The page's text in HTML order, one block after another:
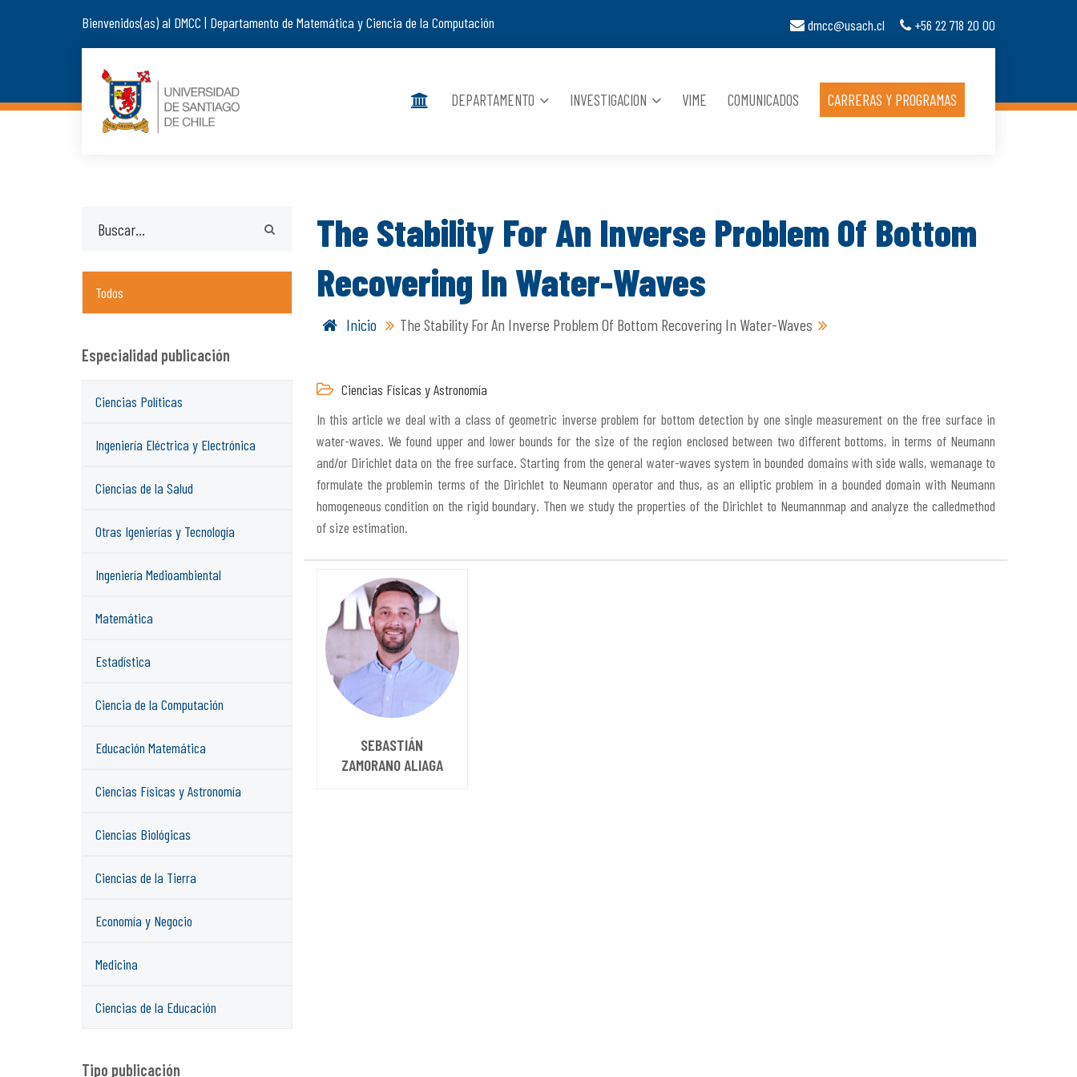
Bienvenidos(as) al DMCC | Departamento de Matemática y Ciencia de la Computación dmcc@usach.cl +56 22 718 20 00
DEPARTAMENTO INVESTIGACION VIME COMUNICADOS CARRERAS Y PROGRAMAS
Todos
Especialidad publicación
Ciencias Políticas
Ingeniería Eléctrica y Electrónica
Ciencias de la Salud
Otras Igenierías y Tecnología
Ingeniería Medioambiental
Matemática
Estadística
Ciencia de la Computación
Educación Matemática
Ciencias Físicas y Astronomía
Ciencias Biológicas
Ciencias de la Tierra
Economía y Negocio
Medicina
Ciencias de la Educación
Tipo publicación
The Stability For An Inverse Problem Of Bottom
Recovering In Water-Waves
Inicio The Stability For An Inverse Problem Of Bottom Recovering In Water-Waves
Ciencias Físicas y Astronomía
In this article we deal with a class of geometric inverse problem for bottom detection by one single measurement on the free surface in
water-waves. We found upper and lower bounds for the size of the region enclosed between two different bottoms, in terms of Neumann
and/or Dirichlet data on the free surface. Starting from the general water-waves system in bounded domains with side walls, wemanage to
formulate the problemin terms of the Dirichlet to Neumann operator and thus, as an elliptic problem in a bounded domain with Neumann
homogeneous condition on the rigid boundary. Then we study the properties of the Dirichlet to Neumannmap and analyze the calledmethod
of size estimation.
SEBASTIÁN
ZAMORANO ALIAGA